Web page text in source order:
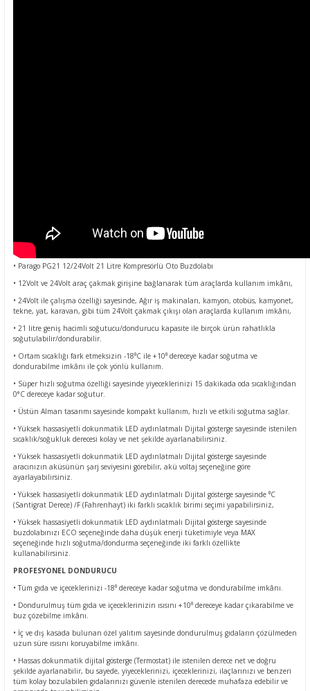
• Parago PG21 12/24Volt 21 Litre Kompresörlü Oto Buzdolabı
• 12Volt ve 24Volt araç çakmak girişine bağlanarak tüm araçlarda kullanım imkânı,
• 24Volt ile çalışma özelliği sayesinde, Ağır iş makinaları, kamyon, otobüs, kamyonet,
tekne, yat, karavan, gibi tüm 24Volt çakmak çıkışı olan araçlarda kullanım imkânı,
• 21 litre geniş hacimli soğutucu/dondurucu kapasite ile birçok ürün rahatlıkla
soğutulabilir/dondurabilir.
• Ortam sıcaklığı fark etmeksizin -18⁰C ile +10⁰ dereceye kadar soğutma ve
dondurabilme imkânı ile çok yönlü kullanım.
• Süper hızlı soğutma özelliği sayesinde yiyeceklerinizi 15 dakikada oda sıcaklığından
0°C dereceye kadar soğutur.
• Üstün Alman tasarımı sayesinde kompakt kullanım, hızlı ve etkili soğutma sağlar.
• Yüksek hassasiyetli dokunmatik LED aydınlatmalı Dijital gösterge sayesinde istenilen
sıcaklık/soğukluk derecesi kolay ve net şekilde ayarlanabilirsiniz.
• Yüksek hassasiyetli dokunmatik LED aydınlatmalı Dijital gösterge sayesinde
aracınızın aküsünün şarj seviyesini görebilir, akü voltaj seçeneğine göre
ayarlayabilirsiniz.
• Yüksek hassasiyetli dokunmatik LED aydınlatmalı Dijital gösterge sayesinde ⁰C
(Santigrat Derece) /F (Fahrenhayt) iki farklı sıcaklık birimi seçimi yapabilirsiniz,
• Yüksek hassasiyetli dokunmatik LED aydınlatmalı Dijital gösterge sayesinde
buzdolabınızı ECO seçeneğinde daha düşük enerji tüketimiyle veya MAX
seçeneğinde hızlı soğutma/dondurma seçeneğinde iki farklı özellikte
kullanabilirsiniz.
PROFESYONEL DONDURUCU
• Tüm gıda ve içeceklerinizi -18⁰ dereceye kadar soğutma ve dondurabilme imkânı.
• Dondurulmuş tüm gıda ve içeceklerinizin ısısını +10⁰ dereceye kadar çıkarabilme ve
buz çözebilme imkânı.
• İç ve dış kasada bulunan özel yalıtım sayesinde dondurulmuş gıdaların çözülmeden
uzun süre ısısını koruyabilme imkânı.
• Hassas dokunmatik dijital gösterge (Termostat) ile istenilen derece net ve doğru
şekilde ayarlanabilir, bu sayede, yiyeceklerinizi, içeceklerinizi, ilaçlarınızı ve benzeri
tüm kolay bozulabilen gıdalarınızı güvenle istenilen derecede muhafaza edebilir ve